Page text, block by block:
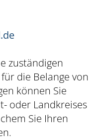
zuständigen
die Belange von
können Sie
oder Landkreises
Sie Ihren